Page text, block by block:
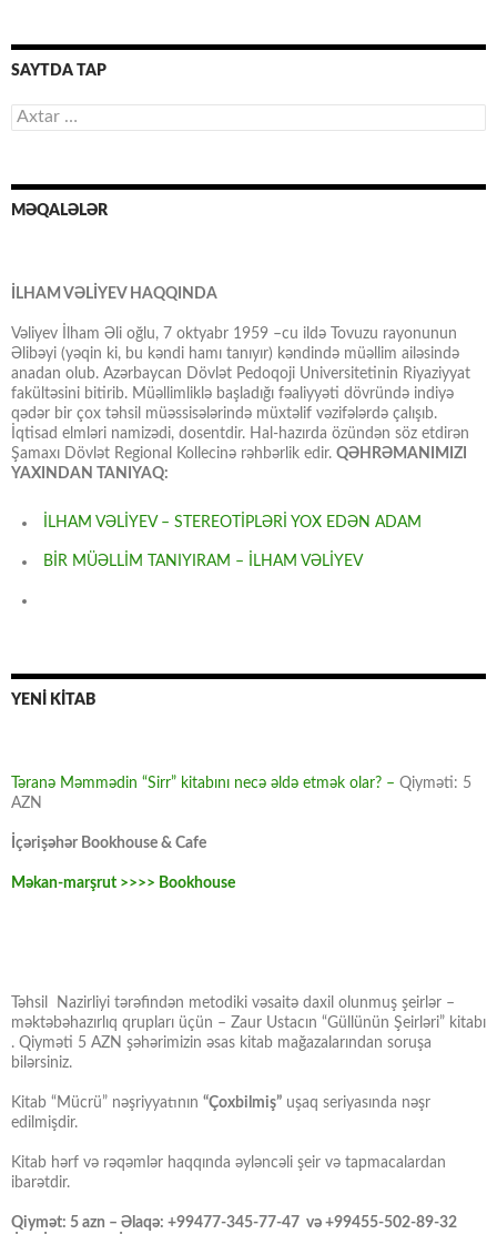
SAYTDA TAP
Axtarış:
MƏQALƏLƏR
İLHAM VƏLİYEV HAQQINDA
Vəliyev İlham Əli oğlu, 7 oktyabr 1959 –cu ildə Tovuzu rayonunun
Əlibəyi (yəqin ki, bu kəndi hamı tanıyır) kəndində müəllim ailəsində
anadan olub. Azərbaycan Dövlət Pedoqoji Universitetinin Riyaziyyat
fakültəsini bitirib. Müəllimliklə başladığı fəaliyyəti dövründə indiyə
qədər bir çox təhsil müəssisələrində müxtəlif vəzifələrdə çalışıb.
İqtisad elmləri namizədi, dosentdir. Hal-hazırda özündən söz etdirən
Şamaxı Dövlət Regional Kollecinə rəhbərlik edir. QƏHRƏMANIMIZI
YAXINDAN TANIYAQ:
İLHAM VƏLİYEV – STEREOTİPLƏRİ YOX EDƏN ADAM
BİR MÜƏLLİM TANIYIRAM – İLHAM VƏLİYEV
YENİ KİTAB
Təranə Məmmədin “Sirr” kitabını necə əldə etmək olar? – Qiyməti: 5
AZN
İçərişəhər Bookhouse & Cafe
Məkan-marşrut >>>> Bookhouse
Təhsil Nazirliyi tərəfindən metodiki vəsaitə daxil olunmuş şeirlər –
məktəbəhazırlıq qrupları üçün – Zaur Ustacın “Güllünün Şeirləri” kitabı
. Qiyməti 5 AZN şəhərimizin əsas kitab mağazalarından soruşa
bilərsiniz.
Kitab “Mücrü” nəşriyyatının “Çoxbilmiş” uşaq seriyasında nəşr
edilmişdir.
Kitab hərf və rəqəmlər haqqında əyləncəli şeir və tapmacalardan
ibarətdir.
Qiymət: 5 azn – Əlaqə: +99477-345-77-47 və +99455-502-89-32